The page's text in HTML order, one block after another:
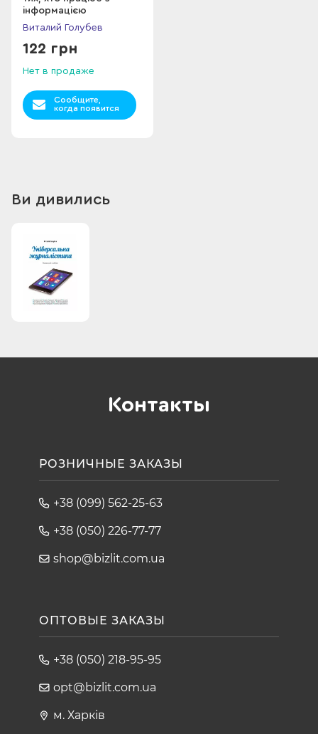
інформацією
Виталий Голубев
122 грн
Нет в продаже
Сообщите,
когда появится
Ви дивились
Контакты
РОЗНИЧНЫЕ ЗАКАЗЫ
+38 (099) 562-25-63
+38 (050) 226-77-77
shop@bizlit.com.ua
ОПТОВЫЕ ЗАКАЗЫ
+38 (050) 218-95-95
opt@bizlit.com.ua
м. Харків